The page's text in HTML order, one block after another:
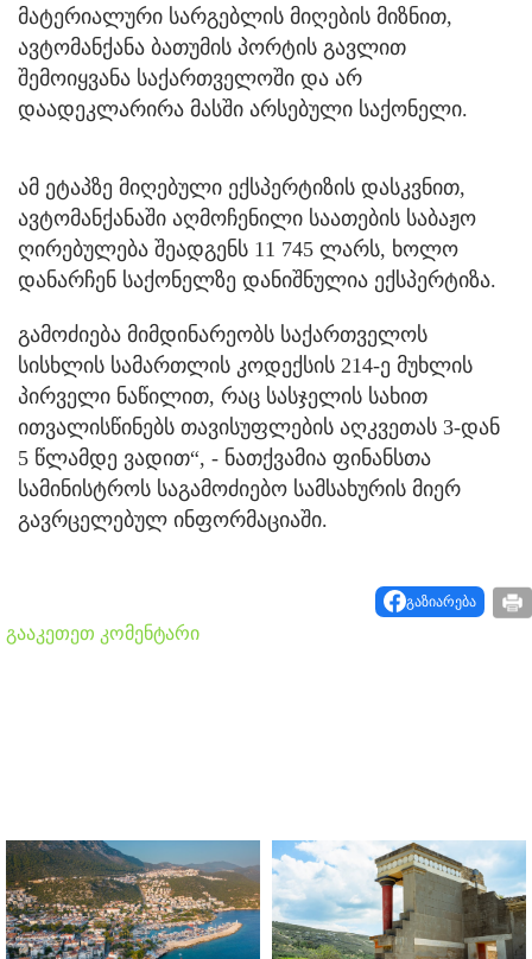
მატერიალური სარგებლის მიღების მიზნით,
ავტომანქანა ბათუმის პორტის გავლით
შემოიყვანა საქართველოში და არ
დაადეკლარირა მასში არსებული საქონელი.
ამ ეტაპზე მიღებული ექსპერტიზის დასკვნით,
ავტომანქანაში აღმოჩენილი საათების საბაჟო
ღირებულება შეადგენს 11 745 ლარს, ხოლო
დანარჩენ საქონელზე დანიშნულია ექსპერტიზა.
გამოძიება მიმდინარეობს საქართველოს
სისხლის სამართლის კოდექსის 214-ე მუხლის
პირველი ნაწილით, რაც სასჯელის სახით
ითვალისწინებს თავისუფლების აღკვეთას 3-დან
5 წლამდე ვადით“, - ნათქვამია ფინანსთა
სამინისტროს საგამოძიებო სამსახურის მიერ
გავრცელებულ ინფორმაციაში.
გაზიარება
გააკეთეთ კომენტარი